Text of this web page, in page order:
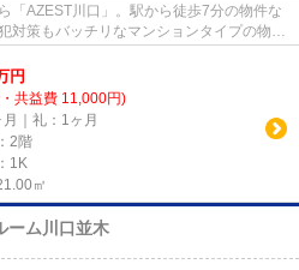
「AZEST川口」。駅から徒歩7分の物件な
対策もバッチリなマンションタイプの物件
円
共益費 11,000円)
｜礼：1ヶ月
2階
1K
㎡
ーム川口並木